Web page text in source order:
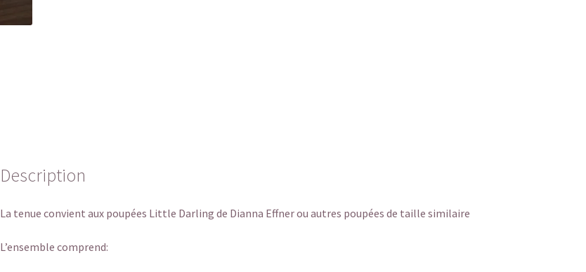
Description
La tenue convient aux poupées Little Darling de Dianna Effner ou autres poupées de taille similaire
L’ensemble comprend: